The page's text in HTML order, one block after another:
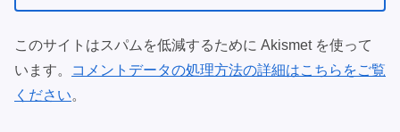
このサイトはスパムを低減するために Akismet を使って
います。
コメントデータの処理方法の詳細はこちらをご覧
ください。